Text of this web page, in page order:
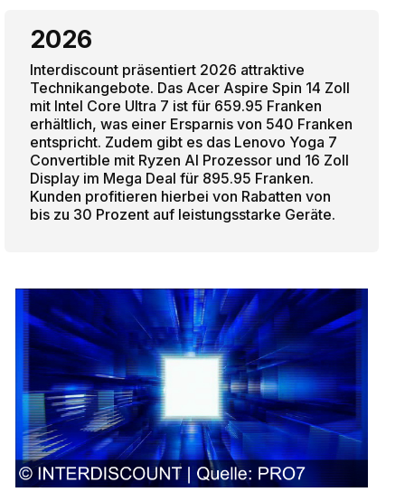
2026
Interdiscount präsentiert 2026 attraktive
Technikangebote. Das Acer Aspire Spin 14 Zoll
mit Intel Core Ultra 7 ist für 659.95 Franken
erhältlich, was einer Ersparnis von 540 Franken
entspricht. Zudem gibt es das Lenovo Yoga 7
Convertible mit Ryzen AI Prozessor und 16 Zoll
Display im Mega Deal für 895.95 Franken.
Kunden profitieren hierbei von Rabatten von
bis zu 30 Prozent auf leistungsstarke Geräte.